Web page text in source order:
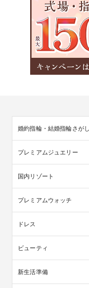
婚約指輪・結婚指輪さがし
プレミアムジュエリー
国内リゾート
プレミアムウォッチ
ドレス
ビューティ
新生活準備